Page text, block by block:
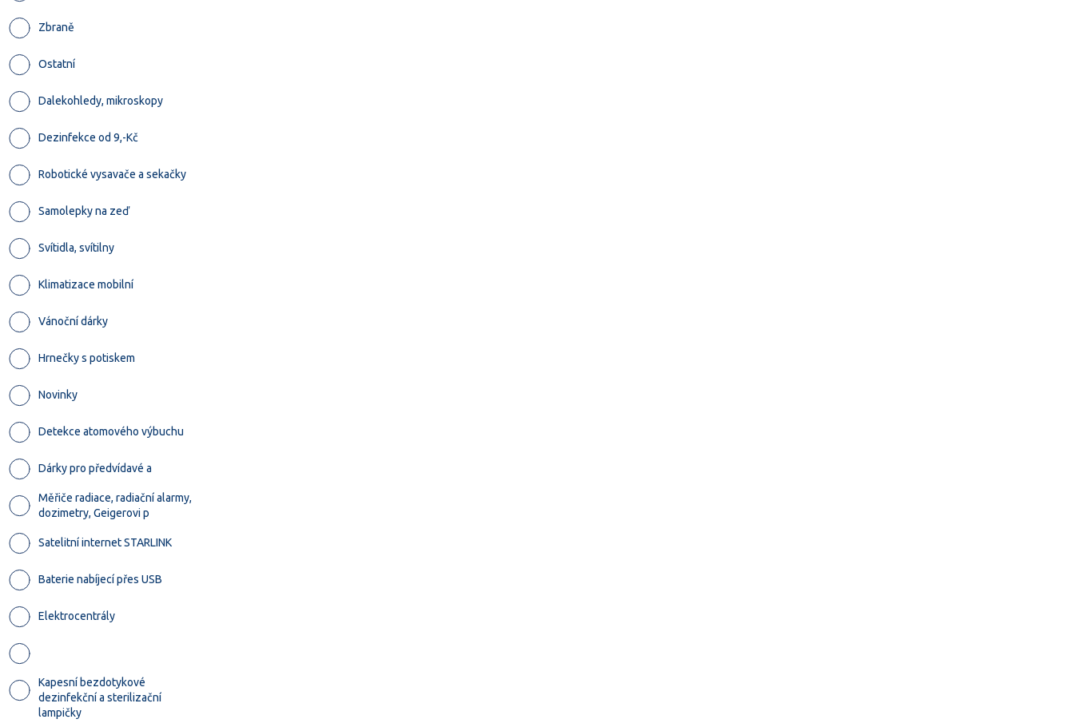
Zbraně
Ostatní
Dalekohledy, mikroskopy
Dezinfekce od 9,-Kč
Robotické vysavače a sekačky
Samolepky na zeď
Svítidla, svítilny
Klimatizace mobilní
Vánoční dárky
Hrnečky s potiskem
Novinky
Detekce atomového výbuchu
Dárky pro předvídavé a
Měřiče radiace, radiační alarmy,
dozimetry, Geigerovi p
Satelitní internet STARLINK
Baterie nabíjecí přes USB
Elektrocentrály
Kapesní bezdotykové
dezinfekční a sterilizační
lampičky